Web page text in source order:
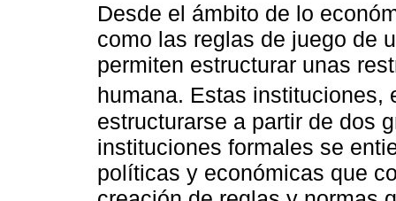
Desde el ámbito de lo
como las reglas de juego de
permiten estructurar unas
humana. Estas instituciones,
estructurarse a partir de dos
instituciones formales se
políticas y económicas que